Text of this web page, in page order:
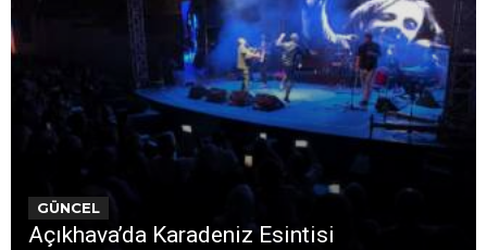
GÜNCEL
Açıkhava’da Karadeniz Esintisi